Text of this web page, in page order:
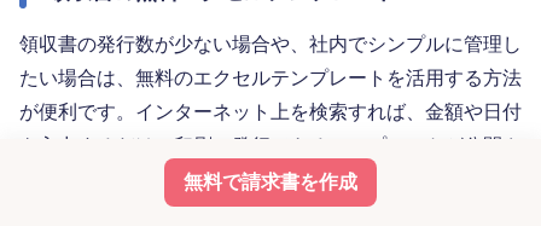
無料で請求書を作成
領収書の発行数が少ない場合や、社内でシンプルに管理し
たい場合は、無料のエクセルテンプレートを活用する方法
が便利です。インターネット上を検索すれば、金額や日付
を入力するだけで印刷・発行できるテンプレートが公開さ
れています。書式や社名ロゴ、印紙欄などを、自社・自事
業の業種や取引形態に合わせてカスタマイズして使えるも